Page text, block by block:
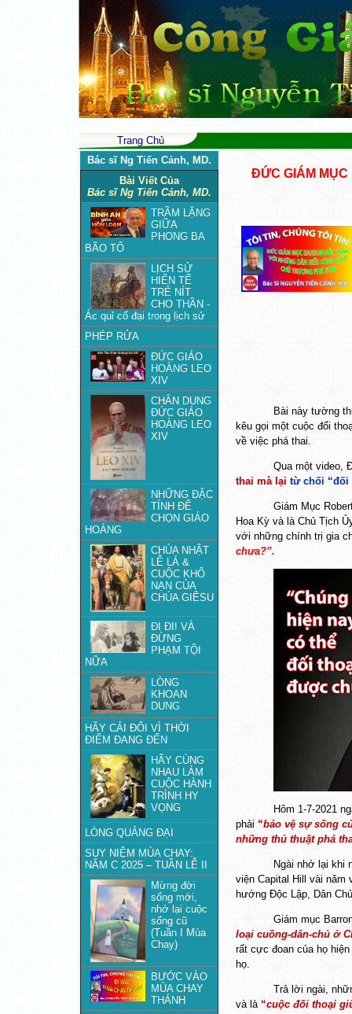
Trang Chủ
Bác sĩ Ng Tiến Cảnh, MD.
Bài Viết Của
Bác sĩ Ng Tiến Cảnh, MD.
TRẦM LẶNG
GIỮA
PHONG BA
BÃO TỐ
LỊCH SỬ
HIẾN TẾ
TRẺ NÍT
CHO THẦN -
Ác quỉ cổ đại trong lịch sử
PHÉP RỬA
ĐỨC GIÁO
HOÀNG LEO
XIV
CHÂN DUNG
ĐỨC GIÁO
HOÀNG LEO
XIV
NHỮNG ĐẶC
TÍNH ĐỂ
CHỌN GIÁO
HOÀNG
CHÚA NHẬT
LỄ LÁ &
CUỘC KHỔ
NẠN CỦA
CHÚA GIÊSU
ĐI ĐI! VÀ
ĐỪNG
PHẠM TỘI
NỮA
LÒNG
KHOAN
DUNG
HÃY CẢI ĐỔI VÌ THỜI
ĐIỂM ĐANG ĐẾN
HÃY CÙNG
NHAU LÀM
CUỘC HÀNH
TRÌNH HY
VỌNG
LÒNG QUẢNG ĐẠI
SUY NIỆM MÙA CHAY:
NĂM C 2025 – TUẦN LỄ II
Mừng đời
sống mới,
nhớ lại cuộc
sống cũ
(Tuần I Mùa
Chay)
BƯỚC VÀO
MÙA CHAY
THÁNH
ĐỨC GIÁM MỤC
Bài này tường
kêu gọi một cuộc đối
về việc phá thai.
Qua một video,
thai mà lại từ chối “đối
Giám Mục
Hoa Kỳ và là Chủ Tịch
với những chính trị gia
chưa?”.
Hôm 1-7-2021
phải “bảo vệ sự sống
những thủ thuật phá
Ngài nhớ lại khi
viện Capital Hill vài
hướng Độc Lập, Dân
Giám mục
loại cuồng-dân-chủ ở
rất cực đoan của họ
họ.
Trả lời ngài,
và là “cuộc đối thoại